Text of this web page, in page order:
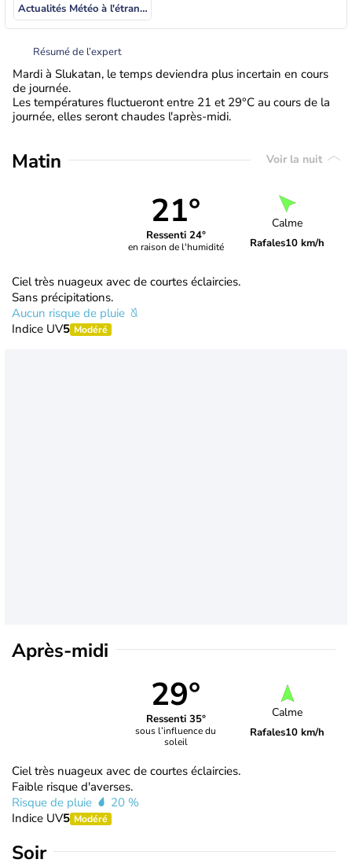
Actualités Météo à l'étranger
Résumé de l’expert
Mardi à Slukatan, le temps deviendra plus incertain en cours
de journée.
Les températures fluctueront entre 21 et 29°C au cours de la
journée, elles seront chaudes l'après-midi.
Matin Voir la nuit
21°
Ressenti 24°
en raison de l'humidité
Calme
Rafales10 km/h
Ciel très nuageux avec de courtes éclaircies.
Sans précipitations.
Aucun risque de pluie
Indice UV5 Modéré
Après-midi
29°
Ressenti 35°
sous l’influence du
soleil
Calme
Rafales10 km/h
Ciel très nuageux avec de courtes éclaircies.
Faible risque d'averses.
Risque de pluie
20 %
Indice UV5 Modéré
Soir